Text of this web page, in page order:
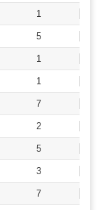
1
5
1
1
7
2
5
3
7